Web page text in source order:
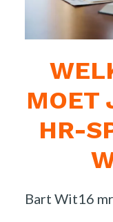
MOET
HR-
Posted
Bart Wit16